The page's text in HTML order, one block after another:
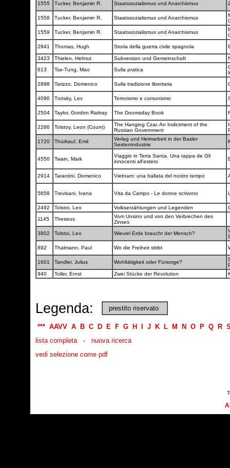
1555
Tucker, Benjamin R. Staatssozialismus und Anarchismus
1558 Tucker, Benjamin R. Staatssozialismus und Anarchismus
1559
Tucker, Benjamin R. Staatssozialismus und Anarchismus
2941
Thomas, Hugh Storia della guerra civile spagnola
3423 Thielen, Helmut Subversion und Gemeinschaft
613
Tse-Tung, Mao Sulla pratica
2898
Tarizzo, Domenico Sulla tradizione libertaria
4090 Trotsky, Lev Terrorismo e comunismo
2504 Taylor, Gordon Rattray The Doomsday Book
2286 Tolstoy, Leon (Count)
The Hanging Czar. An Indictment of the
Russian Government
1720
Thürkauf, Emil
Verlag und Heimarbeit in der Basler
Seidenindustrie
4550 Twain, Mark
Viaggio in Terra Santa. Una tappa de Gli
innocenti all'estero
2914 Tarantini, Domenico Vietnam: una ballata del nostro tempo
5658 Trevisani, Ivana Vita da Campo - Le donne scrivono
2492 Tolstoi, Leo Volkserzählungen und Legenden
1145
Theseus
Vom Unsinn und von den Verbrechen des
Zinses
3802
Tolstoi, Leo Wieviel Erde braucht der Mensch?
892
Thalmann, Paul Wo die Freiheit stirbt
1601 Tandler, Julius Wohltätigkeit oder Fürsorge?
940
Toller, Ernst Zwei Stücke der Revolution
Legenda: prestito riservato
*** AAVV A B C D E F G H J K L M N O P Q R
lista completa- nuova ricerca
vedi selezione come pdf